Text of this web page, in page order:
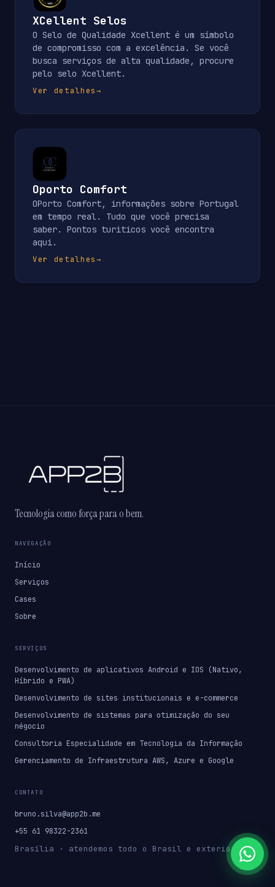
XCellent Selos
O Selo de Qualidade Xcellent é um símbolo
de compromisso com a excelência. Se você
busca serviços de alta qualidade, procure
pelo selo Xcellent.
Ver detalhes→
Oporto Comfort
OPorto Comfort, informações sobre Portugal
em tempo real. Tudo que você precisa
saber. Pontos turiticos você encontra
aqui.
Ver detalhes→
Tecnologia como força para o bem.
NAVEGAÇÃO
Início
Serviços
Cases
Sobre
SERVIÇOS
Desenvolvimento de aplicativos Android e IOS (Nativo,
Híbrido e PWA)
Desenvolvimento de sites institucionais e e-commerce
Desenvolvimento de sistemas para otimização do seu
négocio
Consultoria Especialidade em Tecnologia da Informação
Gerenciamento de Infraestrutura AWS, Azure e Google
CONTATO
bruno.silva@app2b.me
+55 61 98322-2361
Brasília · atendemos todo o Brasil e exterior